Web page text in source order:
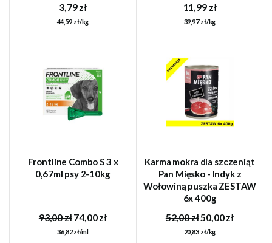
3,79 zł
44,59 zł/kg
11,99 zł
39,97 zł/kg
Frontline Combo S 3 x
0,67ml psy 2-10kg
93,00 zł74,00 zł
36,82 zł/ml
Karma mokra dla szczeniąt
Pan Mięsko - Indyk z
Wołowiną puszka ZESTAW
6x 400g
52,00 zł50,00 zł
20,83 zł/kg